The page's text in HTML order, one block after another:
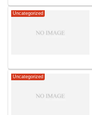
Uncategorized
Uncategorized